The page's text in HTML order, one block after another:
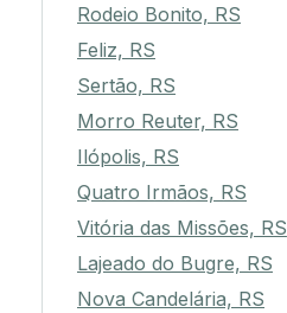
Rodeio Bonito, RS
Feliz, RS
Sertão, RS
Morro Reuter, RS
Ilópolis, RS
Quatro Irmãos, RS
Vitória das Missões, RS
Lajeado do Bugre, RS
Nova Candelária, RS